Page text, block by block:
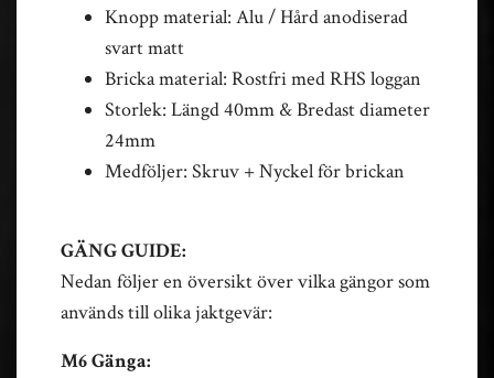
Knopp material: Alu / Hård anodiserad
svart matt
Bricka material: Rostfri med RHS loggan
Storlek: Längd 40mm & Bredast diameter
24mm
Medföljer: Skruv + Nyckel för brickan
GÄNG GUIDE:
Nedan följer en översikt över vilka gängor som
används till olika jaktgevär:
M6 Gänga: